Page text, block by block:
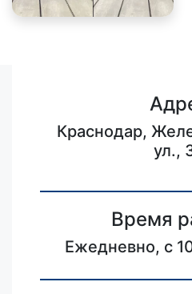
Краснодар,
ул.,
Время
Ежедневно, с